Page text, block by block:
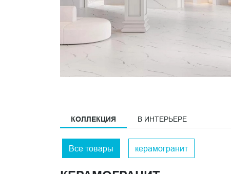
КОЛЛЕКЦИЯ В ИНТЕРЬЕРЕ
Все товары керамогранит